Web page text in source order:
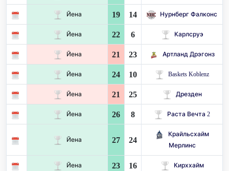
Йена 19 14 Нурнберг Фалконс
Йена 22 6 Карлсруэ
Йена 21 23 Артланд Дрэгонз
Йена 24 10 Baskets Koblenz
Йена 21 25 Дрезден
Йена 26 8 Раста Вечта 2
Йена 27 24
Крайльсхайм
Мерлинс
Йена 23 16 Кирххайм